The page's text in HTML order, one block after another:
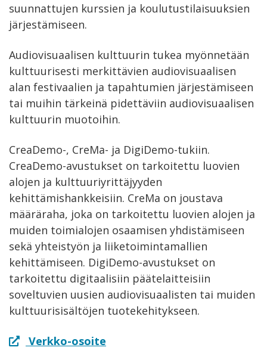
suunnattujen kurssien ja koulutustilaisuuksien
järjestämiseen.
Audiovisuaalisen kulttuurin tukea myönnetään
kulttuurisesti merkittävien audiovisuaalisen
alan festivaalien ja tapahtumien järjestämiseen
tai muihin tärkeinä pidettäviin audiovisuaalisen
kulttuurin muotoihin.
CreaDemo-, CreMa- ja DigiDemo-tukiin.
CreaDemo-avustukset on tarkoitettu luovien
alojen ja kulttuuriyrittäjyyden
kehittämishankkeisiin. CreMa on joustava
määräraha, joka on tarkoitettu luovien alojen ja
muiden toimialojen osaamisen yhdistämiseen
sekä yhteistyön ja liiketoimintamallien
kehittämiseen. DigiDemo-avustukset on
tarkoitettu digitaalisiin päätelaitteisiin
soveltuvien uusien audiovisuaalisten tai muiden
kulttuurisisältöjen tuotekehitykseen.
Verkko-osoite